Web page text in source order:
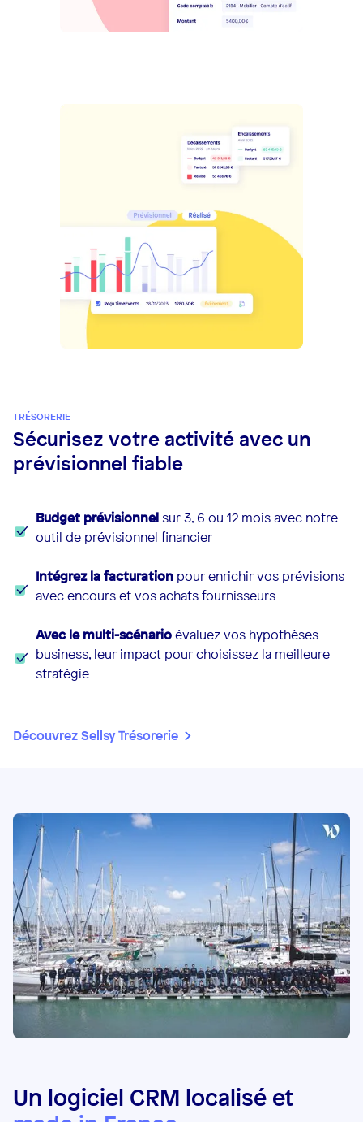
TRÉSORERIE
Sécurisez votre activité avec un
prévisionnel fiable
Budget prévisionnel sur 3, 6 ou 12 mois avec notre
outil de prévisionnel financier
Intégrez la facturation pour enrichir vos prévisions
avec encours et vos achats fournisseurs
Avec le multi-scénarioévaluez vos hypothèses
business, leur impact pour choisissez la meilleure
stratégie
Découvrez Sellsy Trésorerie
Un logiciel CRM localisé et